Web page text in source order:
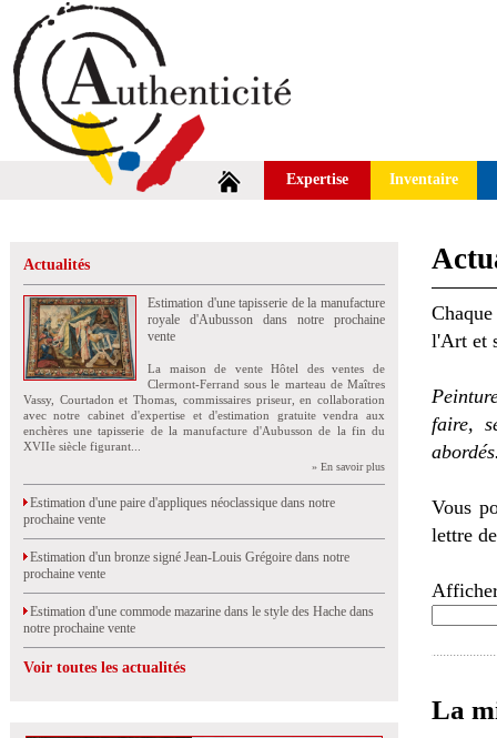
Expertise Inventaire
Actualités
Estimation d'une tapisserie de la manufacture
royale d'Aubusson dans notre prochaine
vente
La maison de vente Hôtel des ventes de
Clermont-Ferrand sous le marteau de Maîtres
Vassy, Courtadon et Thomas, commissaires priseur, en collaboration
avec notre cabinet d'expertise et d'estimation gratuite vendra aux
enchères une tapisserie de la manufacture d'Aubusson de la fin du
XVIIe siècle figurant...
» En savoir plus
Estimation d'une paire d'appliques néoclassique dans notre
prochaine vente
Estimation d'un bronze signé Jean-Louis Grégoire dans notre
prochaine vente
Estimation d'une commode mazarine dans le style des Hache dans
notre prochaine vente
Voir toutes les actualités
l'Art et
faire,
Vous
lettre
La